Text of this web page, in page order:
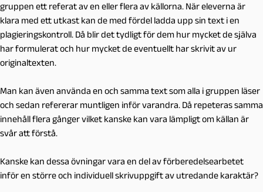
gruppen ett referat av en eller flera av källorna. När eleverna är
klara med ett utkast kan de med fördel ladda upp sin text i en
plagieringskontroll. Då blir det tydligt för dem hur mycket de själva
har formulerat och hur mycket de eventuellt har skrivit av ur
originaltexten.
Man kan även använda en och samma text som alla i gruppen läser
och sedan refererar muntligen inför varandra. Då repeteras samma
innehåll flera gånger vilket kanske kan vara lämpligt om källan är
svår att förstå.
Kanske kan dessa övningar vara en del av förberedelsearbetet
inför en större och individuell skrivuppgift av utredande karaktär?